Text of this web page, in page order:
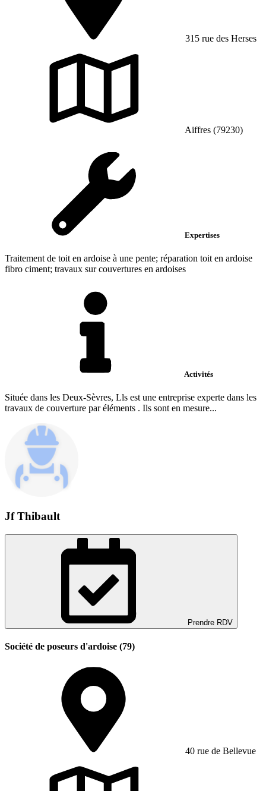
315 rue des Herses
Aiffres (79230)
Expertises
Traitement de toit en ardoise à une pente; réparation toit en ardoise
fibro ciment; travaux sur couvertures en ardoises
Activités
Située dans les Deux-Sèvres, Lls est une entreprise experte dans les
travaux de couverture par éléments . Ils sont en mesure...
Jf Thibault
Prendre RDV
Société de poseurs d'ardoise (79)
40 rue de Bellevue